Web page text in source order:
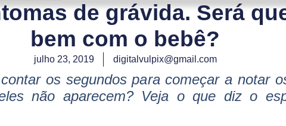
de grávida. Será
bem com o bebê?
julho 23, 2019 digitalvulpix@gmail.com
os segundos para começar a notar
não aparecem? Veja o que diz o